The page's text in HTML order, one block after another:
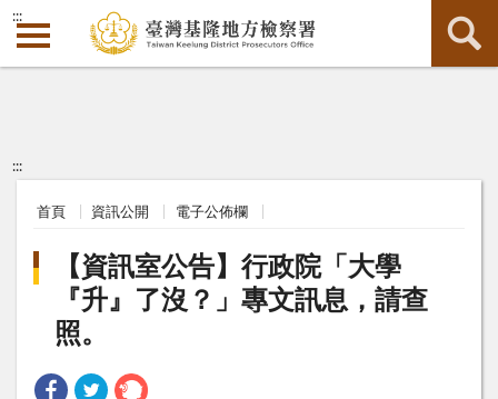
:::
:::
首頁 資訊公開 電子公佈欄
【資訊室公告】行政院「大學
『升』了沒？」專文訊息，請查
照。